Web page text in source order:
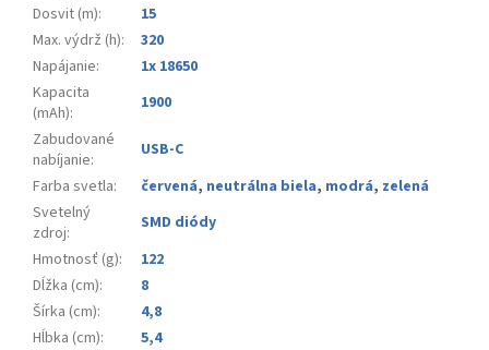
Dosvit (m):
15
Max. výdrž (h):
320
Napájanie:
1x 18650
Kapacita
(mAh):
1900
Zabudované
nabíjanie:
USB-C
Farba svetla: červená, neutrálna biela, modrá, zelená
Svetelný
zdroj:
SMD diódy
Hmotnosť (g):
122
Dĺžka (cm):
8
Šírka (cm):
4,8
Hĺbka (cm):
5,4